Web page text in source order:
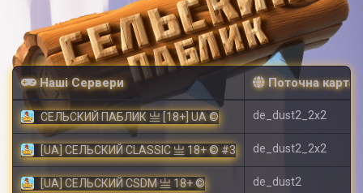
Наші Сервери Поточна карта
СЕЛЬСКИЙ ПАБЛИК 亗 [18+] UA © de_dust2_2x2
[UA] СЕЛЬСКИЙ CLASSIC 亗 18+ © #3 de_dust2_2x2
[UA] СЕЛЬСКИЙ CSDM 亗 18+ © de_dust2